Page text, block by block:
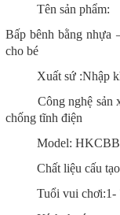
Tên sản phẩm:
Bấp bênh bằng nhựa
cho bé
Xuất sứ :Nhập
Công nghệ sản
chống tĩnh điện
Model:
Chất liệu cấu tạo:
Tuổi vui chơi:1-